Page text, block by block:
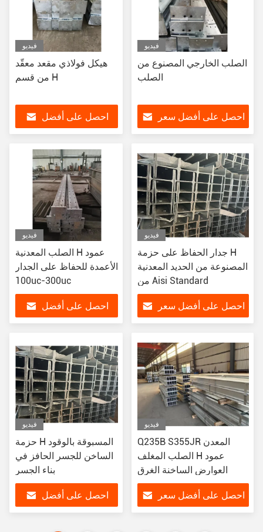
فيديو
هيكل فولاذي مقعد معقّد
من قسم H
احصل على أفضل
فيديو
الصلب الخارجي المصنوع من
الصلب
احصل على أفضل سعر
فيديو
الصلب المعدنية H عمود
الأعمدة للحفاظ على الجدار
100uc-300uc
احصل على أفضل
فيديو
جدار الحفاظ على حزمة H
المصنوعة من الحديد المعدنية
من Aisi Standard
احصل على أفضل سعر
فيديو
حزمة H المسبوقة بالوقود
الساخن للجسر الحافز في
بناء الجسر
احصل على أفضل
فيديو
Q235B S355JR المعدن
الصلب المغلف H عمود
العوارض الساخنة الغرق
احصل على أفضل سعر